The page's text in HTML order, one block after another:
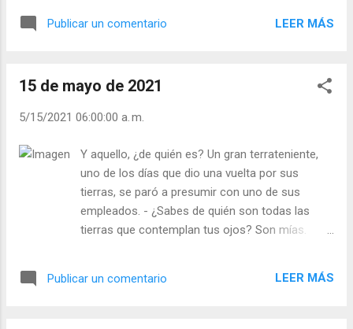
trabajando con mayor ahínco. - con buenas
el gym. - Buscando con desesperación ligue
nuestras órdenes. Si llevas demasiado
cuando lleva una carga que ya no puede con
ella: Cae de rodillas y se niega a moverse;
¡Ponte de rodilla y pídele a Dios ayuda! -
¿Qué es lo que más te agobia? - ¿Le pides a
Dios ayuda o eres soberbio? Julián Escobar.
Meditación (+ Leer ) | | Santo del día (+ Leer
Publicar un comentario LEER MÁS
15 de mayo de 2021
5/15/2021 06:00:00 a. m.
Y aquello, ¿de quién es? Un gran terrateniente,
uno de los días que dio una vuelta por sus
tierras, se paró a presumir con uno de sus
empleados. - ¿Sabes de quién son todas las
tierras que contemplan tus ojos? Son mías.
dijo: - No todo es de usted, ¿Ve usted el cielo?
Publicar un comentario LEER MÁS